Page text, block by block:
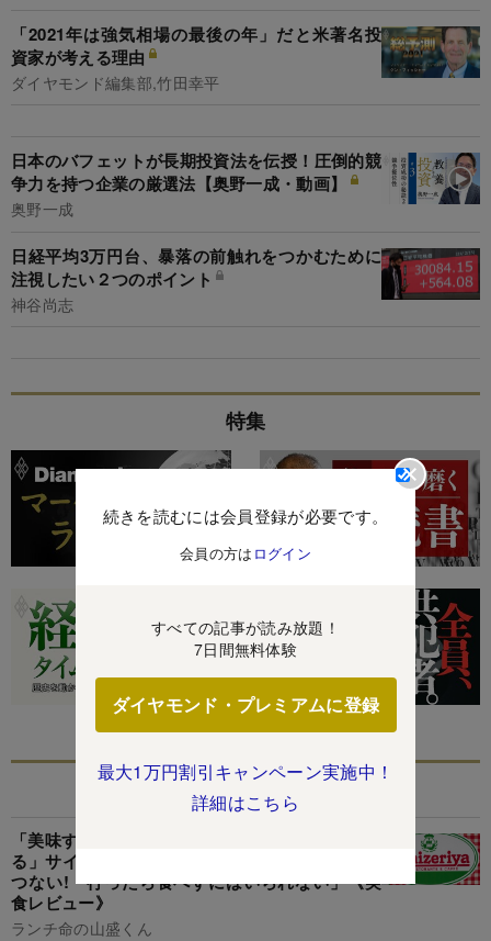
続きを読むには会員登録が必要です。
会員の方は ログイン
すべての記事が読み放題！
7日間無料体験
ダイヤモンド・プレミアムに登録
最大1万円割引キャンペーン実施中！
詳細はこちら
「2021年は強気相場の最後の年」だと米著名投
資家が考える理由
ダイヤモンド編集部,竹田幸平
日本のバフェットが長期投資法を伝授！圧倒的競
争力を持つ企業の厳選法【奥野一成・動画】
奥野一成
日経平均3万円台、暴落の前触れをつかむために
注視したい２つのポイント
神谷尚志
特集
あなたにおすすめ
「美味すぎてひっくり返った」「まじ無限に食え
る」サイゼリヤの“250円デザート”幸福感がえげ
つない!「行ったら食べずにはいられない」《実
食レビュー》
ランチ命の山盛くん